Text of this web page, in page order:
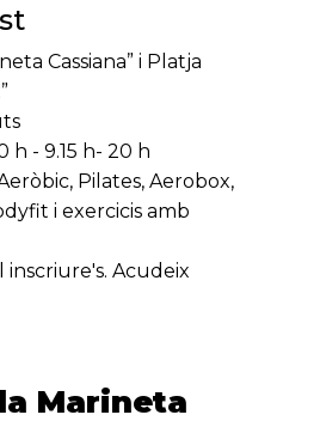
Cassiana” i Platja
h - 9.15 h- 20 h
Pilates, Aerobox,
i exercicis amb
inscriure's. Acudeix
Marineta